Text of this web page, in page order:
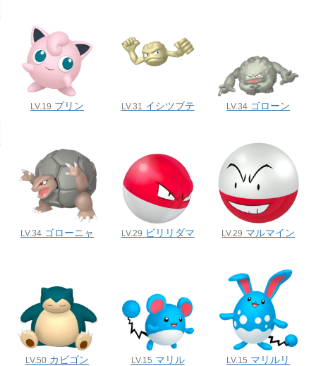
LV.19 プリン LV.31 イシツブテ LV.34 ゴローン
LV.34 ゴローニャ LV.29 ビリリダマ LV.29 マルマイン
LV.50 カビゴン LV.15 マリル LV.15 マリルリ